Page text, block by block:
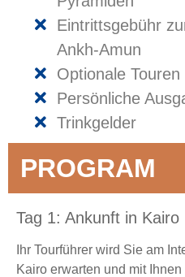
Eintrittsgebühr
Ankh-Amun
Optionale Touren
Persönliche
Trinkgelder
PROGRAM
Tag 1: Ankunft in Kairo
Ihr Tourführer wird Sie am
Kairo erwarten und mit